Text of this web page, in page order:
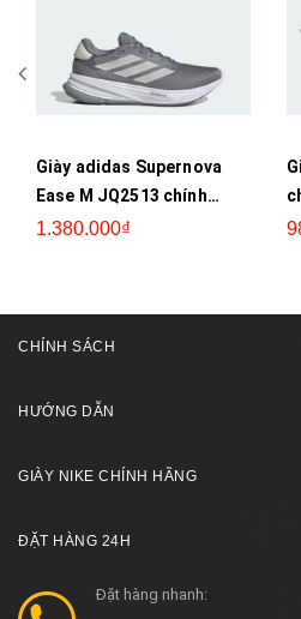
Giày adidas Supernova
Ease M JQ2513 chính
hãng
1.380.000₫
CHÍNH SÁCH
HƯỚNG DẪN
GIÀY NIKE CHÍNH HÃNG
ĐẶT HÀNG 24H
Đặt hàng nhanh: